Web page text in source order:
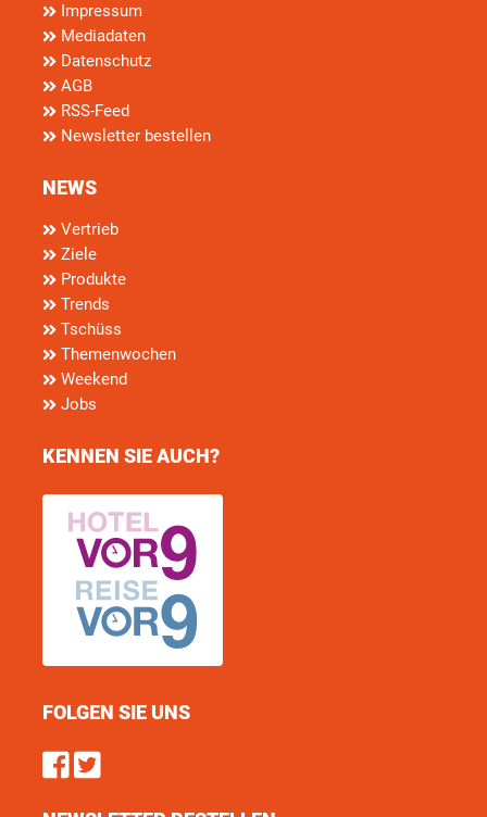
Impressum
Mediadaten
Datenschutz
AGB
RSS-Feed
Newsletter bestellen
NEWS
Vertrieb
Ziele
Produkte
Trends
Tschüss
Themenwochen
Weekend
Jobs
KENNEN SIE AUCH?
FOLGEN SIE UNS
Find us on Facebook
Follow us on Twitter